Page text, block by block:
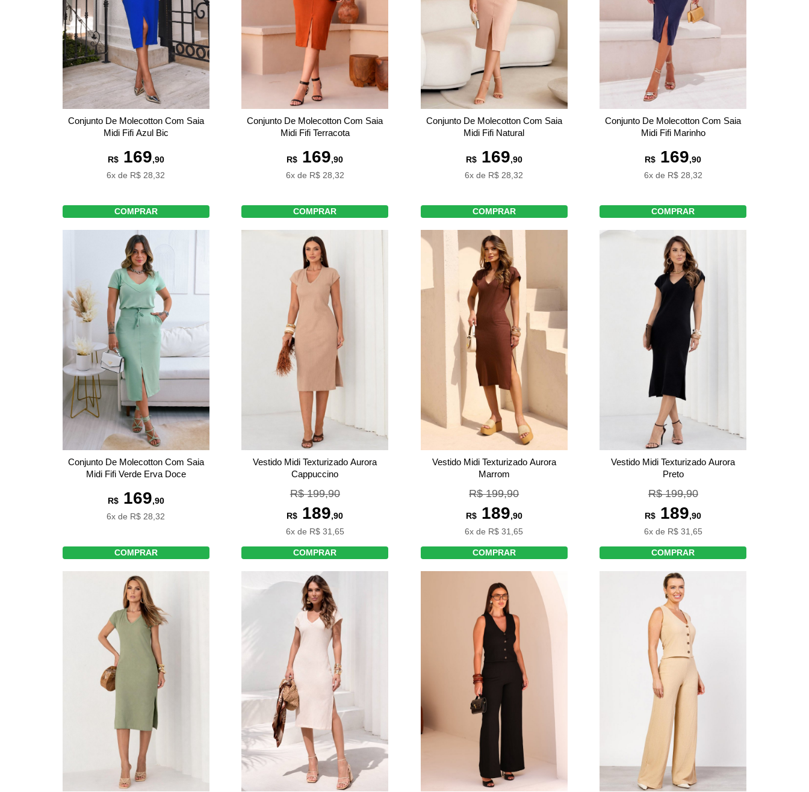
Conjunto De Molecotton Com Saia
Midi Fifi Azul Bic
R$169,90
6x de R$ 28,32
COMPRAR
Conjunto De Molecotton Com Saia
Midi Fifi Terracota
R$ 169,90
6x de R$ 28,32
COMPRAR
Conjunto De Molecotton Com Saia
Midi Fifi Natural
R$169,90
6x de R$ 28,32
COMPRAR
Conjunto De Molecotton Com Saia
Midi Fifi Marinho
R$ 169,90
6x de R$ 28,32
COMPRAR
Conjunto De Molecotton Com Saia
Midi Fifi Verde Erva Doce
R$169,90
6x de R$ 28,32
COMPRAR
Vestido Midi Texturizado Aurora
Cappuccino
R$ 199,90
R$ 189,90
6x de R$ 31,65
COMPRAR
Vestido Midi Texturizado Aurora
Marrom
R$ 199,90
R$189,90
6x de R$ 31,65
COMPRAR
Vestido Midi Texturizado Aurora
Preto
R$ 199,90
R$ 189,90
6x de R$ 31,65
COMPRAR